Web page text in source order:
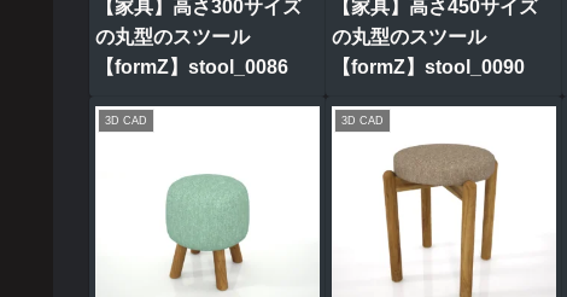
【家具】高さ300サイズ
の丸型のスツール
【formZ】stool_0086
【家具】高さ450サイズ
の丸型のスツール
【formZ】stool_0090
3D CAD 3D CAD